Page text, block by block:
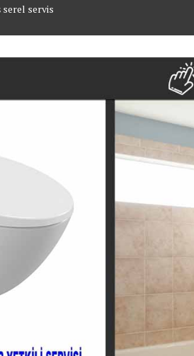
serel servis